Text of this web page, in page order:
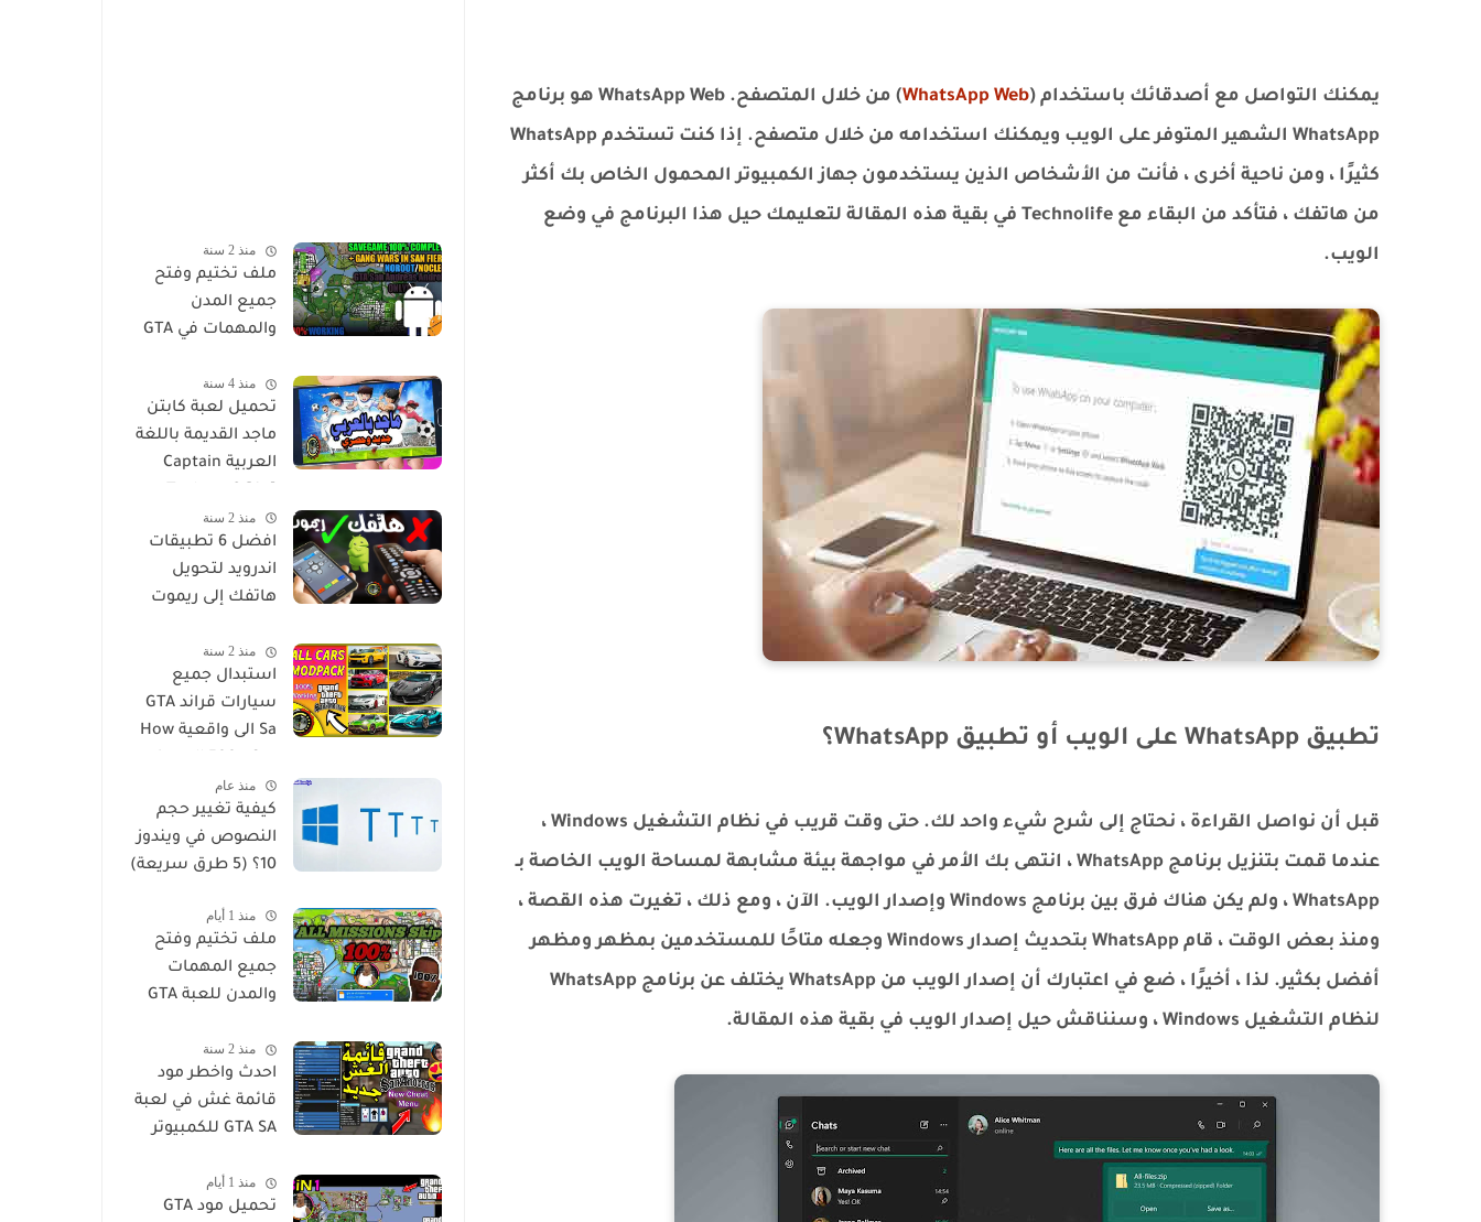
يمكنك التواصل مع أصدقائك باستخدام (WhatsApp Web
) من خلال المتصفح. WhatsApp Web هو برنامج
WhatsApp الشهير المتوفر على الويب ويمكنك استخدامه من خلال متصفح. إذا كنت تستخدم WhatsApp
كثيرًا ، ومن ناحية أخرى ، فأنت من الأشخاص الذين يستخدمون جهاز الكمبيوتر المحمول الخاص بك أكثر
من هاتفك ، فتأكد من البقاء مع Technolife في بقية هذه المقالة لتعليمك حيل هذا البرنامج في وضع
الويب.
تطبيق WhatsApp على الويب أو تطبيق WhatsApp؟
قبل أن نواصل القراءة ، نحتاج إلى شرح شيء واحد لك. حتى وقت قريب في نظام التشغيل Windows ،
عندما قمت بتنزيل برنامج WhatsApp ، انتهى بك الأمر في مواجهة بيئة مشابهة لمساحة الويب الخاصة بـ
WhatsApp ، ولم يكن هناك فرق بين برنامج Windows وإصدار الويب. الآن ، ومع ذلك ، تغيرت هذه القصة ،
ومنذ بعض الوقت ، قام WhatsApp بتحديث إصدار Windows وجعله متاحًا للمستخدمين بمظهر ومظهر
أفضل بكثير. لذا ، أخيرًا ، ضع في اعتبارك أن إصدار الويب من WhatsApp يختلف عن برنامج WhatsApp
لنظام التشغيل Windows ، وسنناقش حيل إصدار الويب في بقية هذه المقالة.
منذ 2 سنة
ملف تختيم وفتح
جميع المدن
والمهمات في GTA
Save Game Tamat
100% - Gta Sa
Android/Mobile
منذ 4 سنة
تحميل لعبة كابتن
ماجد القديمة باللغة
العربية Captain
مترجم للاندرويد
منذ 2 سنة
افضل 6 تطبيقات
اندرويد لتحويل
هاتفك إلى ريموت
تحكم عن بعد لاي
جهاز في منزلك
منذ 2 سنة
استبدال جميع
سيارات قراند GTA
Sa الى واقعية How
Replace Pack in GTA
San
منذ عام
كيفية تغيير حجم
النصوص في ويندوز
10؟ (5 طرق سريعة)
منذ 1 أيام
ملف تختيم وفتح
جميع المهمات
والمدن للعبة GTA
منذ 2 سنة
احدث واخطر مود
قائمة غش في لعبة
GTA SA للكمبيوتر
Cheat Menu Mod
Free Download for
منذ 1 أيام
تحميل مود GTA